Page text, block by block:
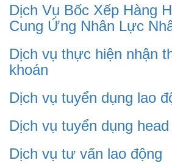
Dịch Vụ Bốc Xếp Hàng
Cung Ứng Nhân Lực
Dịch vụ thực hiện nhận
khoán
Dịch vụ tuyển dụng lao
Dịch vụ tuyển dụng
Dịch vụ tư vấn lao động